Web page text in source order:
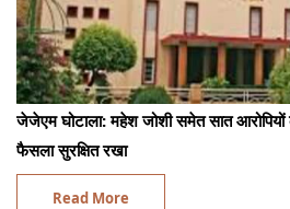
जेजेएम घोटाला: महेश जोशी समेत सात आरोपियों
फैसला सुरक्षित रखा
Read More